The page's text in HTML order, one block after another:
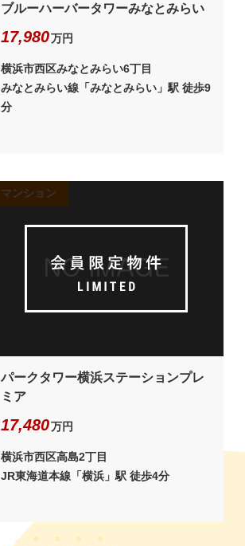
ブルーハーバータワーみなとみらい
17,980万円
横浜市西区みなとみらい6丁目
みなとみらい線「みなとみらい」駅 徒歩9
分
マンション
パークタワー横浜ステーションプレ
ミア
17,480万円
横浜市西区高島2丁目
JR東海道本線「横浜」駅 徒歩4分